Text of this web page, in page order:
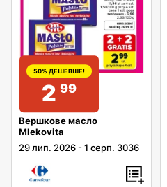
50% ДЕШЕВШЕ!
2 99
Вершкове масло
Mlekovita
29 лип. 2026 -1 серп. 3036